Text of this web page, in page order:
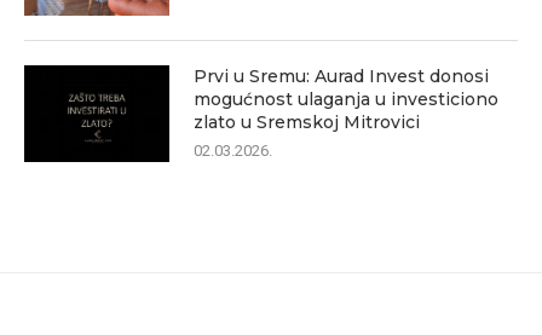
Prvi u Sremu: Aurad Invest donosi
mogućnost ulaganja u investiciono
zlato u Sremskoj Mitrovici
02.03.2026.